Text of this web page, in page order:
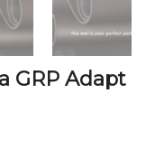
GRP Adapt